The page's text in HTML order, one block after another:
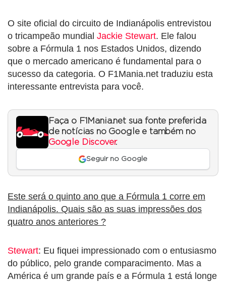
O site oficial do circuito de Indianápolis entrevistou
o tricampeão mundial Jackie Stewart. Ele falou
sobre a Fórmula 1 nos Estados Unidos, dizendo
que o mercado americano é fundamental para o
sucesso da categoria. O F1Mania.net traduziu esta
interessante entrevista para você.
Faça o F1Mania.net sua fonte preferida
de notícias no Google e também no
Google Discover.
Seguir no Google
Este será o quinto ano que a Fórmula 1 corre em
Indianápolis. Quais são as suas impressões dos
quatro anos anteriores ?
Stewart: Eu fiquei impressionado com o entusiasmo
do público, pelo grande comparacimento. Mas a
América é um grande país e a Fórmula 1 está longe